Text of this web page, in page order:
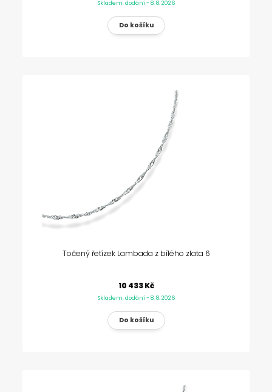
Skladem, dodání - 8. 8. 2026
Točený řetízek Lambada z bílého zlata 6
10 433 Kč
Skladem, dodání - 8. 8. 2026